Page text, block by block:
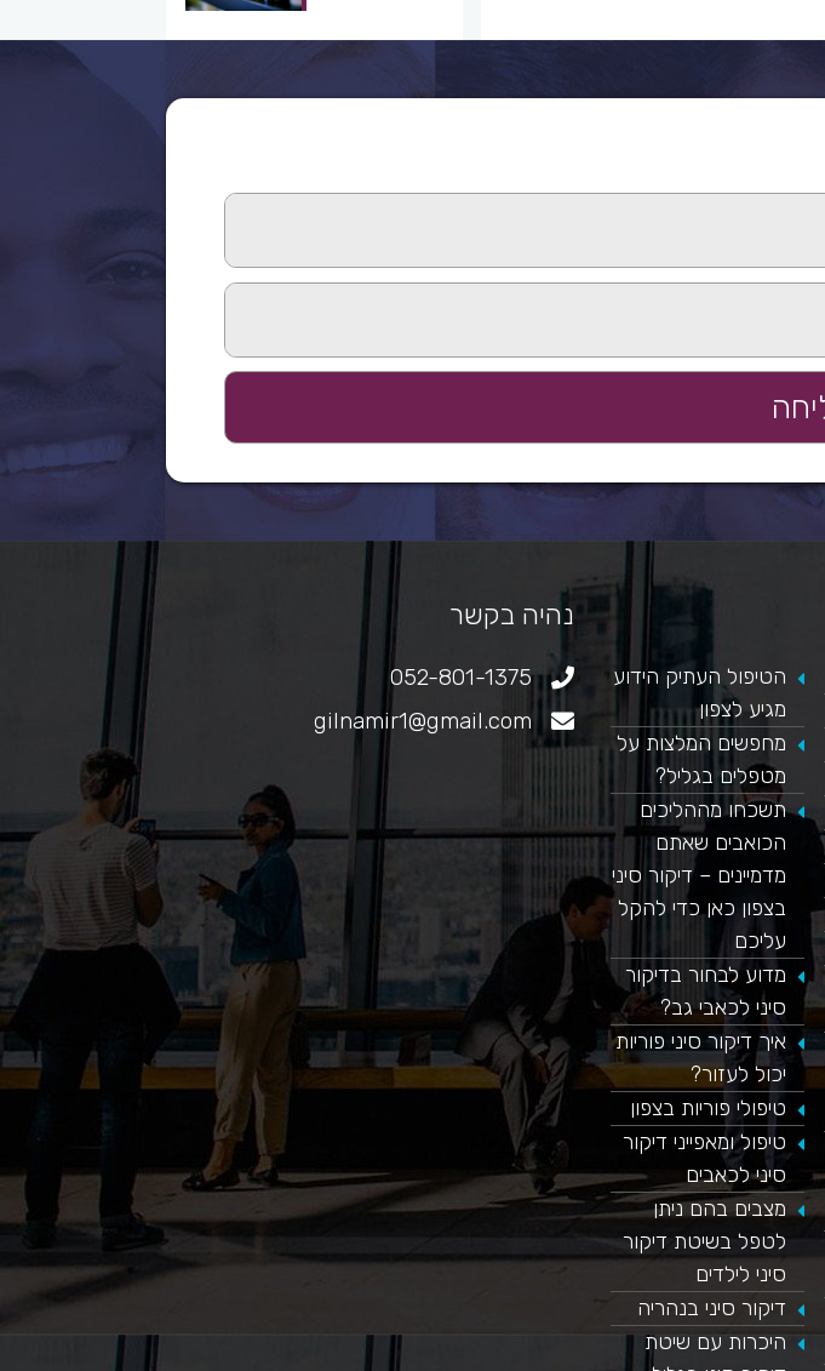
הטיפול העתיק הידוע
מגיע לצפון
מחפשים המלצות על
מטפלים בגליל?
תשכחו מההליכים
הכואבים שאתם
מדמיינים – דיקור סיני
בצפון כאן כדי להקל
עליכם
מדוע לבחור בדיקור
סיני לכאבי גב?
איך דיקור סיני פוריות
יכול לעזור?
טיפולי פוריות בצפון
טיפול ומאפייני דיקור
סיני לכאבים
מצבים בהם ניתן
לטפל בשיטת דיקור
סיני לילדים
דיקור סיני בנהריה
היכרות עם שיטת
נהיה בקשר
052-801-1375
gilnamir1@gmail.com